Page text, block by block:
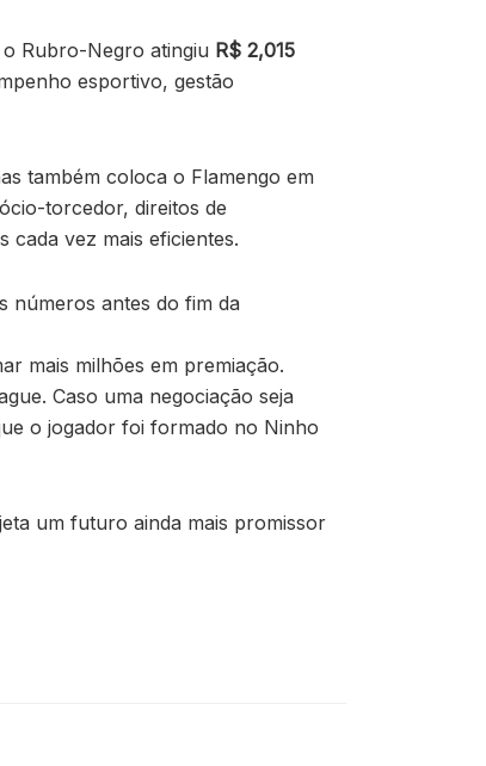
Rubro-Negro atingiu R$ 2,015
esportivo, gestão
também coloca o Flamengo em
torcedor, direitos de
cada vez mais eficientes.
números antes do fim da
mais milhões em premiação.
Caso uma negociação seja
o jogador foi formado no Ninho
um futuro ainda mais promissor